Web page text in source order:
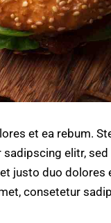
et ea rebum.
elitr,
justo duo
consetetur